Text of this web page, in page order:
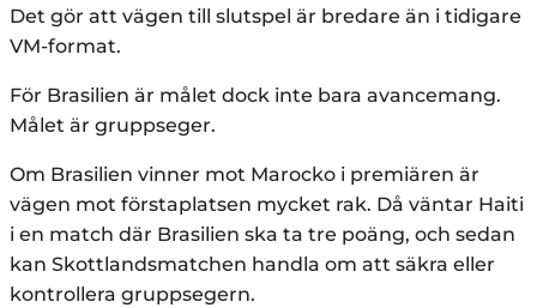
Det gör att vägen till slutspel är bredare än i tidigare
VM-format.
För Brasilien är målet dock inte bara avancemang.
Målet är gruppseger.
Om Brasilien vinner mot Marocko i premiären är
vägen mot förstaplatsen mycket rak. Då väntar Haiti
i en match där Brasilien ska ta tre poäng, och sedan
kan Skottlandsmatchen handla om att säkra eller
kontrollera gruppsegern.